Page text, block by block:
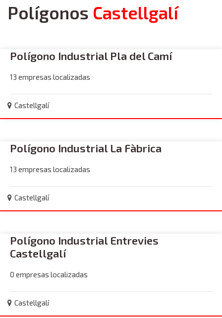
Polígonos Castellgalí
Polígono Industrial Pla del Camí
13 empresas localizadas
Castellgalí
Polígono Industrial La Fàbrica
13 empresas localizadas
Castellgalí
Polígono Industrial Entrevies
Castellgalí
0 empresas localizadas
Castellgalí